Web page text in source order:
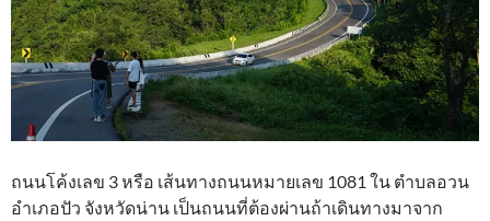
ถนนโค้งเลข 3 หรือ เส้นทางถนนหมายเลข 1081 ใน ตำบลอวน
อำเภอปัว จังหวัดน่าน เป็นถนนที่ต้องผ่านถ้าเดินทางมาจาก